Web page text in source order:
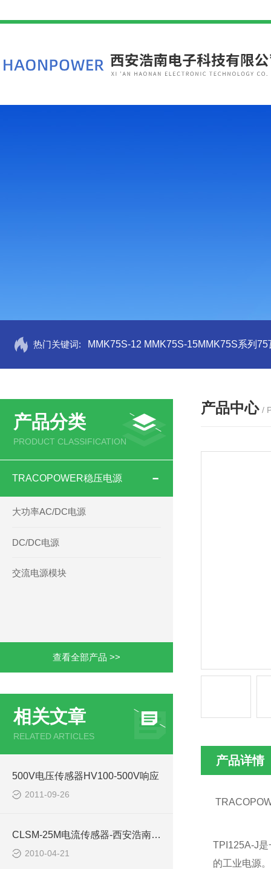
热门关键词: MMK75S-12 MMK75S-15MMK75S系列
产品分类
PRODUCT CLASSIFICATION
TRACOPOWER稳压电源
大功率AC/DC电源
DC/DC电源
交流电源模块
查看全部产品 >>
相关文章
RELATED ARTICLES
500V电压传感器HV100-500V响应
2011-09-26
CLSM-25M电流传感器-西安浩南电子科技
2010-04-21
产品中心 /
产品详情
TPI125A-J是
的工业电源